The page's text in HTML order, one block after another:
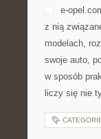
e-
z nią
modelach,
swoje auto,
w sposób
liczy się nie